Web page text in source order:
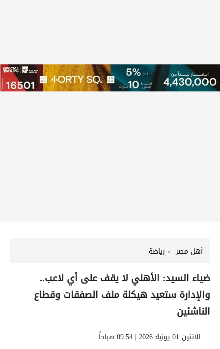
أهل مصر رياضة
ضياء السيد: الأهلي لا يقف على أي لاعب..
والإدارة ستعيد هيكلة ملف الصفقات وقطاع
الناشئين
الاثنين 01 يونية 2026 | 09:54 صباحاً